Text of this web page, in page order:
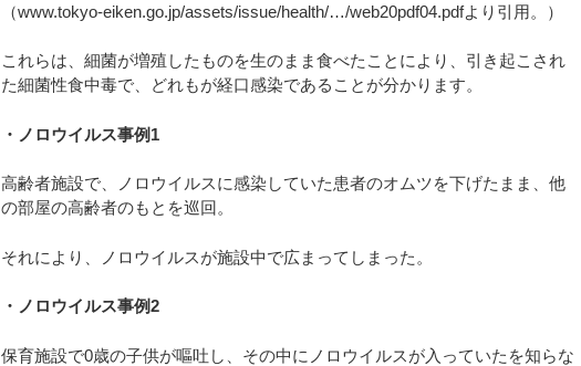
（www.tokyo-eiken.go.jp/assets/issue/health/…/web20pdf04.pdfより引用。）
これらは、細菌が増殖したものを生のまま食べたことにより、引き起こされ
た細菌性食中毒で、どれもが経口感染であることが分かります。
・ノロウイルス事例1
高齢者施設で、ノロウイルスに感染していた患者のオムツを下げたまま、他
の部屋の高齢者のもとを巡回。
それにより、ノロウイルスが施設中で広まってしまった。
・ノロウイルス事例2
保育施設で0歳の子供が嘔吐し、その中にノロウイルスが入っていたを知らな